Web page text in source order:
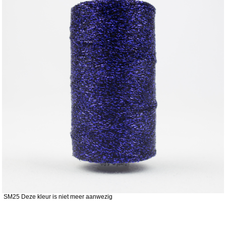
SM25 Deze kleur is niet meer aanwezig